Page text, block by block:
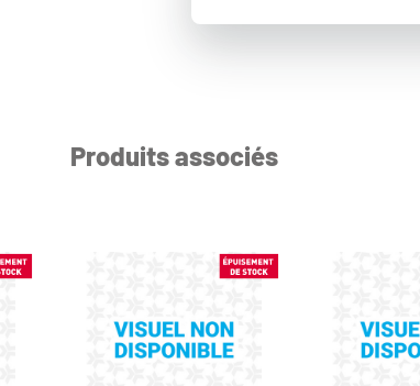
Produits associés